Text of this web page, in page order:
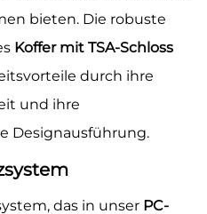
bieten. Die robuste
Koffer mit TSA-Schloss
durch ihre
und ihre
Designausführung.
das in unser PC-